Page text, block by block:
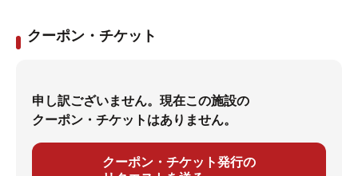
クーポン・チケット
申し訳ございません。現在この施設の
クーポン・チケットはありません。
クーポン・チケット発行の